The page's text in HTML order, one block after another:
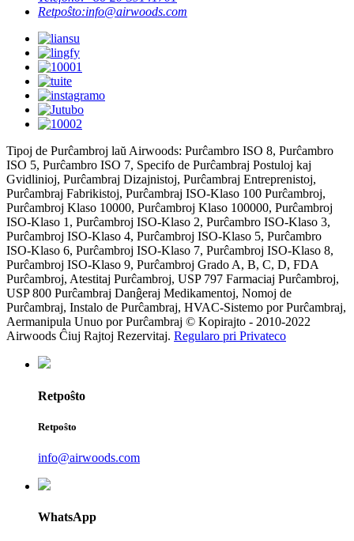
Retpoŝto:info@airwoods.com
Tipoj de Purĉambroj laŭ Airwoods: Purĉambro ISO 8, Purĉambro
ISO 5, Purĉambro ISO 7, Specifo de Purĉambraj Postuloj kaj
Gvidlinioj, Purĉambraj Dizajnistoj, Purĉambraj Entreprenistoj,
Purĉambraj Fabrikistoj, Purĉambraj ISO-Klaso 100 Purĉambroj,
Purĉambroj Klaso 10000, Purĉambroj Klaso 100000, Purĉambroj
ISO-Klaso 1, Purĉambroj ISO-Klaso 2, Purĉambro ISO-Klaso 3,
Purĉambroj ISO-Klaso 4, Purĉambroj ISO-Klaso 5, Purĉambro
ISO-Klaso 6, Purĉambroj ISO-Klaso 7, Purĉambroj ISO-Klaso 8,
Purĉambroj ISO-Klaso 9, Purĉambroj Grado A, B, C, D, FDA
Purĉambroj, Atestitaj Purĉambroj, USP 797 Farmaciaj Purĉambroj,
USP 800 Purĉambraj Danĝeraj Medikamentoj, Nomoj de
Purĉambraj, Instalo de Purĉambraj, HVAC-Sistemo por Purĉambraj,
Aermanipula Unuo por Purĉambraj © Kopirajto - 2010-2022
Airwoods Ĉiuj Rajtoj Rezervitaj. Regularo pri Privateco
Retpoŝto
Retpoŝto
info@airwoods.com
WhatsApp